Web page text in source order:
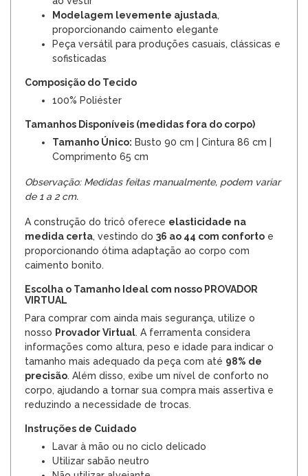
Modelagem levemente ajustada,
proporcionando caimento elegante
Peça versátil para produções casuais, clássicas e
sofisticadas
Composição do Tecido
100% Poliéster
Tamanhos Disponíveis (medidas fora do corpo)
Tamanho Único: Busto 90 cm | Cintura 86 cm |
Comprimento 65 cm
Observação: Medidas feitas manualmente, podem variar
de 1 a 2 cm.
A construção do tricô oferece elasticidade na
medida certa, vestindo do 36 ao 44 com conforto e
proporcionando ótima adaptação ao corpo com
caimento bonito.
Escolha o Tamanho Ideal com nosso PROVADOR
VIRTUAL
Para comprar com ainda mais segurança, utilize o
nosso Provador Virtual. A ferramenta considera
informações como altura, peso e idade para indicar o
tamanho mais adequado da peça com até 98% de
precisão. Além disso, exibe um nível de conforto no
corpo, ajudando a tornar sua compra mais assertiva e
reduzindo a necessidade de trocas.
Instruções de Cuidado
Lavar à mão ou no ciclo delicado
Utilizar sabão neutro